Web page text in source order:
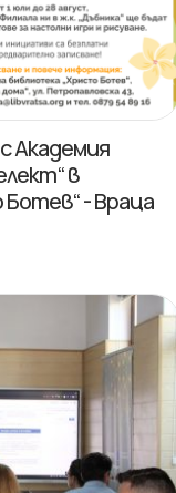
Академия
в
- Враца